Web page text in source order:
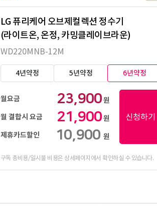
LG 퓨리케어 오브제컬렉션 정수기
(라이트온, 온정, 카밍클레이브라운)
WD220MNB-12M
4년약정 5년약정 6년약정
월요금 23,900원
월 결합시 요금
21,900원
제휴카드할인
10,900원
신청하기
구독 총비용/일시불 비용은 상세페이지에서 확인하실 수 있습니다.